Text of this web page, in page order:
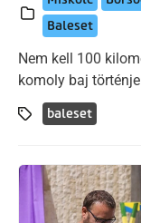
Baleset
Nem kell 100
komoly baj
baleset